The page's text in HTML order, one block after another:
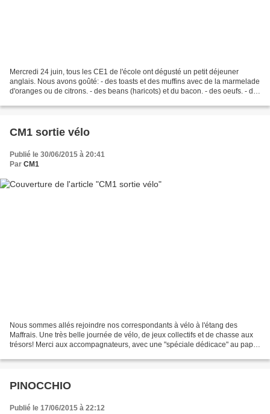
Mercredi 24 juin, tous les CE1 de l'école ont dégusté un petit déjeuner
anglais. Nous avons goûté: - des toasts et des muffins avec de la marmelade
d'oranges ou de citrons. - des beans (haricots) et du bacon. - des oeufs. - du
CM1 sortie vélo
Publié le 30/06/2015 à 20:41
Par CM1
Nous sommes allés rejoindre nos correspondants à vélo à l'étang des
Maffrais. Une très belle journée de vélo, de jeux collectifs et de chasse aux
trésors! Merci aux accompagnateurs, avec une "spéciale dédicace" au papa
PINOCCHIO
Publié le 17/06/2015 à 22:12